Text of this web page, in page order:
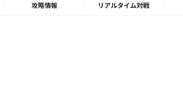
攻略情報 リアルタイム対戦